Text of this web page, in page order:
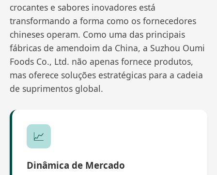
crocantes e sabores inovadores está
transformando a forma como os fornecedores
chineses operam. Como uma das principais
fábricas de amendoim da China, a Suzhou Oumi
Foods Co., Ltd. não apenas fornece produtos,
mas oferece soluções estratégicas para a cadeia
de suprimentos global.
📈
Dinâmica de Mercado